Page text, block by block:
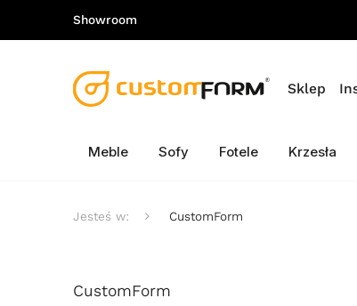
Showroom
Sklep
Meble Sofy Fotele Krzesła
Jesteś w: CustomForm
CustomForm